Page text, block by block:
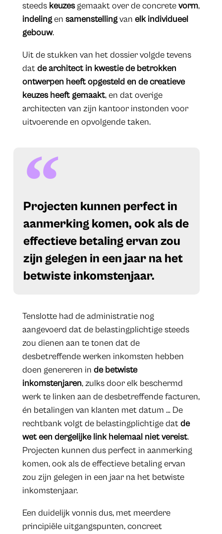
steeds keuzesgemaakt over de concretevorm,
indelingen samenstellingvan elk individueel
gebouw.
Uit de stukken van het dossier volgde tevens
datde architect in kwestie de betrokken
ontwerpen heeft opgesteld en de creatieve
keuzes heeft gemaakt, en dat overige
architecten van zijn kantoor instonden voor
uitvoerende en opvolgende taken.
​Projecten kunnen perfect in
aanmerking komen, ook als de
effectieve betaling ervan zou
zijn gelegen in een jaar na het
betwiste inkomstenjaar.
Tenslotte had de administratie nog
aangevoerd dat de belastingplichtige steeds
zou dienen aan te tonen dat de
desbetreffende werken inkomsten hebben
doen genereren in de betwiste
inkomstenjaren, zulks door elk beschermd
werk te linken aan de desbetreffende facturen,
én betalingen van klanten met datum … De
rechtbank volgt de belastingplichtige datde
wet een dergelijke link helemaal niet vereist.
Projecten kunnen dus perfect in aanmerking
komen, ook als de effectieve betaling ervan
zou zijn gelegen in een jaar na het betwiste
inkomstenjaar.
Een duidelijk vonnis dus, met meerdere
principiële uitgangspunten, concreet